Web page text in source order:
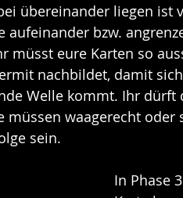
übereinander liegen ist
aufeinander bzw.
müsst eure Karten so
nachbildet, damit
Welle kommt. Ihr dürft
müssen waagerecht oder
sein.
In Phase